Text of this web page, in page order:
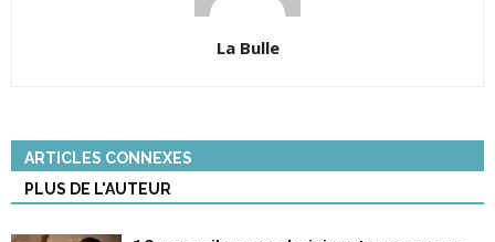
La Bulle
ARTICLES CONNEXES
PLUS DE L'AUTEUR